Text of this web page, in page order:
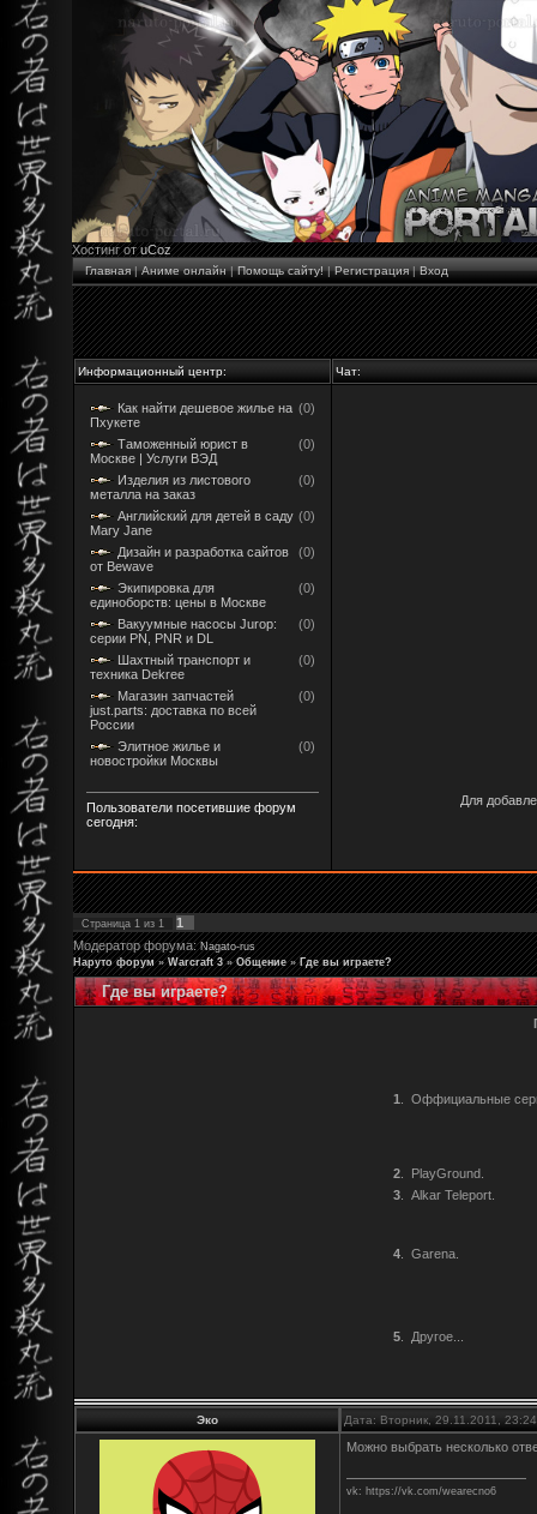
Хостинг отuCoz
Главная|Аниме онлайн|Помощь сайту!|Регистрация|Вход
Информационный центр: Чат:
Как найти дешевое жилье на
Пхукете
(0)
Таможенный юрист в
Москве | Услуги ВЭД
(0)
Изделия из листового
металла на заказ
(0)
Английский для детей в саду
Mary Jane
(0)
Дизайн и разработка сайтов
от Bewave
(0)
Экипировка для
единоборств: цены в Москве
(0)
Вакуумные насосы Jurop:
серии PN, PNR и DL
(0)
Шахтный транспорт и
техника Dekree
(0)
Магазин запчастей
just.parts: доставка по всей
России
(0)
Элитное жилье и
новостройки Москвы
(0)
Пользователи посетившие форум
сегодня:
Для
Страница 1 из 1
1
Модератор форума:Nagato-rus
Наруто форум » Warcraft 3 » Общение » Где вы играете?
Где вы играете?
1 Оффициальные
2.
PlayGround.
3. Alkar Teleport.
4. Garena.
5. Другое...
Эко Дата: Вторник, 29.11.2011,
Можно выбрать несколько
vk: https://vk.com/wearecno6